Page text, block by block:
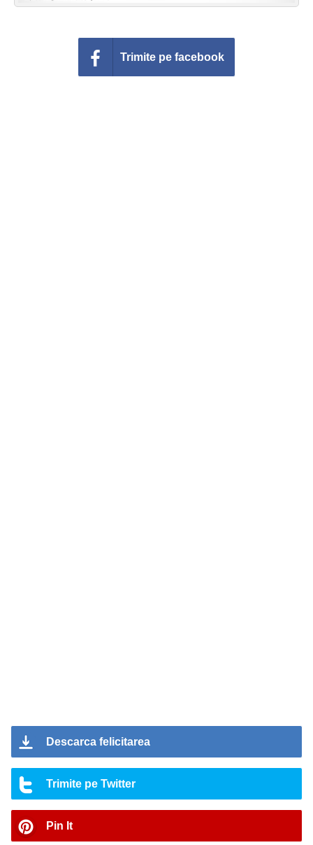
Felicitari animate
Invitatii personalizate
Conecteaza-te
Trimite pe facebook
Descarca felicitarea
Trimite pe Twitter
Pin It